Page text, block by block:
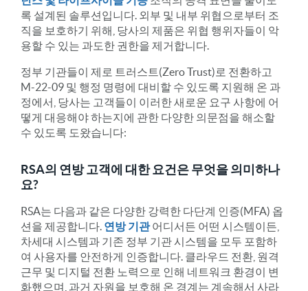
록 설계된 솔루션입니다. 외부 및 내부 위협으로부터 조
직을 보호하기 위해, 당사의 제품은 위협 행위자들이 악
용할 수 있는 과도한 권한을 제거합니다.
정부 기관들이 제로 트러스트(Zero Trust)로 전환하고
M-22-09 및 행정 명령에 대비할 수 있도록 지원해 온 과
정에서, 당사는 고객들이 이러한 새로운 요구 사항에 어
떻게 대응해야 하는지에 관한 다양한 의문점을 해소할
수 있도록 도왔습니다:
RSA의 연방 고객에 대한 요건은 무엇을 의미하나
요?
RSA는 다음과 같은 다양한 강력한 다단계 인증(MFA) 옵
션을 제공합니다. 연방 기관어디서든 어떤 시스템이든,
차세대 시스템과 기존 정부 기관 시스템을 모두 포함하
여 사용자를 안전하게 인증합니다. 클라우드 전환, 원격
근무 및 디지털 전환 노력으로 인해 네트워크 환경이 변
화했으며, 과거 자원을 보호해 온 경계는 계속해서 사라